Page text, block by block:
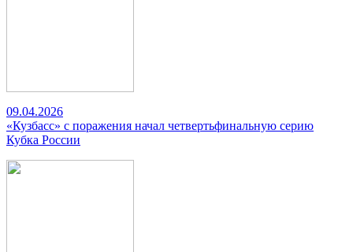
09.04.2026
«Кузбасс» с поражения начал четвертьфинальную серию
Кубка России